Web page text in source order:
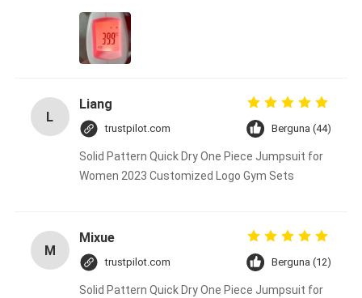
L
Liang
trustpilot.com Berguna (44)
Solid Pattern Quick Dry One Piece Jumpsuit for
Women 2023 Customized Logo Gym Sets
M
Mixue
trustpilot.com Berguna (12)
Solid Pattern Quick Dry One Piece Jumpsuit for